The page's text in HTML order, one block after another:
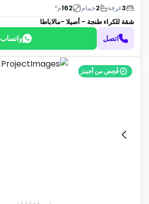
3غرفة 2حمام 162م²
شقة للكراء طنجة - أصيلا -مالاباطا
اتصل واتساب
فُحِص من أجينز